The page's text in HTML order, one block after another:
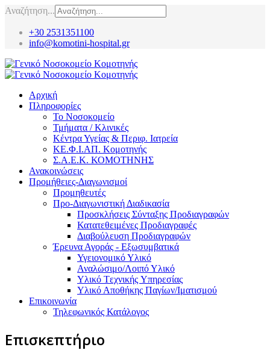
Αναζήτηση...
+30 2531351100
info@komotini-hospital.gr
Αρχική
Πληροφορίες
Το Νοσοκομείο
Τμήματα / Κλινικές
Κέντρα Υγείας & Περιφ. Ιατρεία
ΚΕ.Φ.Ι.ΑΠ. Κομοτηνής
Σ.Α.Ε.Κ. ΚΟΜΟΤΗΝΗΣ
Ανακοινώσεις
Προμήθειες-Διαγωνισμοί
Προμηθευτές
Προ-Διαγωνιστική Διαδικασία
Προσκλήσεις Σύνταξης Προδιαγραφών
Κατατεθειμένες Προδιαγραφές
Διαβούλευση Προδιαγραφών
Έρευνα Αγοράς - Εξωσυμβατικά
Υγειονομικό Υλικό
Αναλώσιμο/Λοιπό Υλικό
Υλικό Tεχνικής Yπηρεσίας
Υλικό Αποθήκης Παγίων/Ιματισμού
Επικοινωνία
Τηλεφωνικός Κατάλογος
Επισκεπτήριο